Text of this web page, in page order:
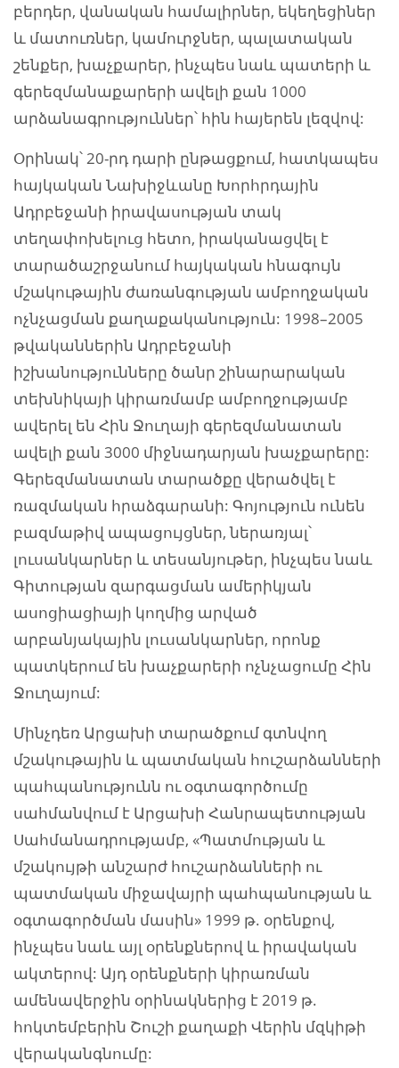
բերդեր, վանական համալիրներ, եկեղեցիներ
և մատուռներ, կամուրջներ, պալատական
շենքեր, խաչքարեր, ինչպես նաև պատերի և
գերեզմանաքարերի ավելի քան 1000
արձանագրություններ՝ հին հայերեն լեզվով:
Օրինակ՝ 20-րդ դարի ընթացքում, հատկապես
հայկական Նախիջևանը Խորհրդային
Ադրբեջանի իրավասության տակ
տեղափոխելուց հետո, իրականացվել է
տարածաշրջանում հայկական հնագույն
մշակութային ժառանգության ամբողջական
ոչնչացման քաղաքականություն: 1998–2005
թվականներին Ադրբեջանի
իշխանությունները ծանր շինարարական
տեխնիկայի կիրառմամբ ամբողջությամբ
ավերել են Հին Ջուղայի գերեզմանատան
ավելի քան 3000 միջնադարյան խաչքարերը:
Գերեզմանատան տարածքը վերածվել է
ռազմական հրաձգարանի: Գոյություն ունեն
բազմաթիվ ապացույցներ, ներառյալ՝
լուսանկարներ և տեսանյութեր, ինչպես նաև
Գիտության զարգացման ամերիկյան
ասոցիացիայի կողմից արված
արբանյակային լուսանկարներ, որոնք
պատկերում են խաչքարերի ոչնչացումը Հին
Ջուղայում:
Մինչդեռ Արցախի տարածքում գտնվող
մշակութային և պատմական հուշարձանների
պահպանությունն ու օգտագործումը
սահմանվում է Արցախի Հանրապետության
Սահմանադրությամբ, «Պատմության և
մշակույթի անշարժ հուշարձանների ու
պատմական միջավայրի պահպանության և
օգտագործման մասին» 1999 թ. օրենքով,
ինչպես նաև այլ օրենքներով և իրավական
ակտերով: Այդ օրենքների կիրառման
ամենավերջին օրինակներից է 2019 թ.
հոկտեմբերին Շուշի քաղաքի Վերին մզկիթի
վերականգնումը: